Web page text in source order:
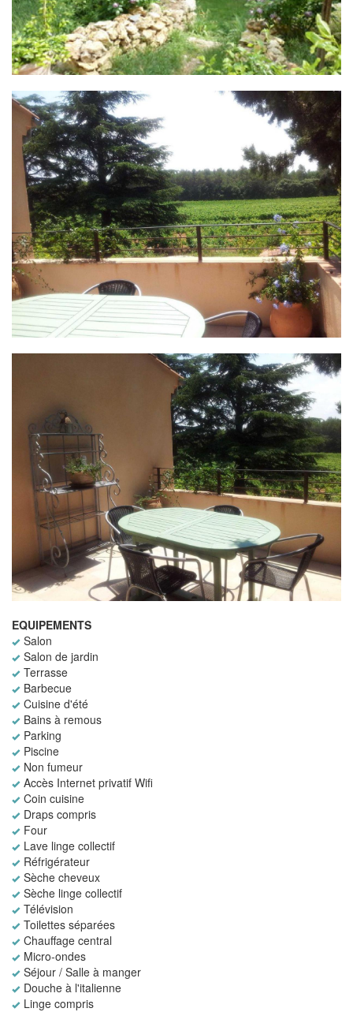
EQUIPEMENTS
Salon
Salon de jardin
Terrasse
Barbecue
Cuisine d'été
Bains à remous
Parking
Piscine
Non fumeur
Accès Internet privatif Wifi
Coin cuisine
Draps compris
Four
Lave linge collectif
Réfrigérateur
Sèche cheveux
Sèche linge collectif
Télévision
Toilettes séparées
Chauffage central
Micro-ondes
Séjour / Salle à manger
Douche à l'italienne
Linge compris